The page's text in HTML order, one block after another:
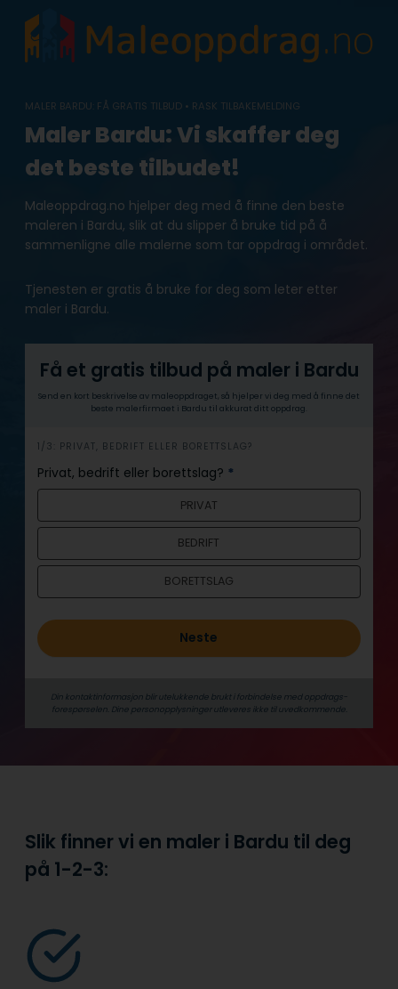
content
MALER BARDU: FÅ GRATIS TILBUD • RASK TILBAKEMELDING
Maler Bardu: Vi skaffer deg
det beste tilbudet!
Maleoppdrag.no hjelper deg med å finne den beste
maleren i Bardu, slik at du slipper å bruke tid på å
sammenligne alle malerne som tar oppdrag i området.
Tjenesten er gratis å bruke for deg som leter etter
maler i Bardu.
Få et gratis tilbud på maler i Bardu
Send en kort beskrivelse av maleoppdraget, så hjelper vi deg med å finne det
beste malerfirmaet i Bardu til akkurat ditt oppdrag.
h
e
r
1/3: PRIVAT, BEDRIFT ELLER BORETTSLAG?
Privat, bedrift eller borettslag? *
PRIVAT
BEDRIFT
BORETTSLAG
Neste
Din kontaktinformasjon blir utelukkende brukt i forbindelse med oppdrags­
forespørselen. Dine person­­opplysninger utleveres ikke til uvedkommende.
Slik finner vi en maler i Bardu til deg
på 1-2-3: